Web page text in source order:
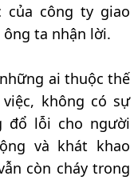
công ty giao
ta nhận lời.
ai thuộc thế
không có sự
đổ lỗi cho người
và khát khao
còn cháy trong